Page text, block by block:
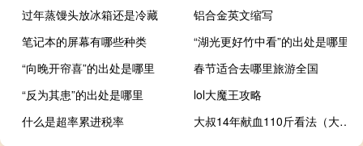
过年蒸馒头放冰箱还是冷藏
铝合金英文缩写
笔记本的屏幕有哪些种类
“湖光更好竹中看”的出处是哪里
“向晚开帘喜”的出处是哪里
春节适合去哪里旅游全国
“反为其患”的出处是哪里
lol大魔王攻略
什么是超率累进税率
大叔14年献血110斤看法（大叔14年献血110斤）